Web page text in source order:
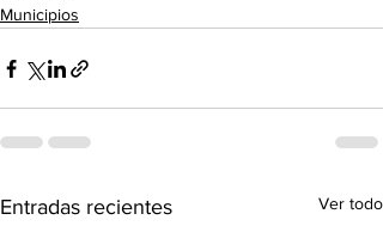
Municipios
Entradas recientes Ver todo